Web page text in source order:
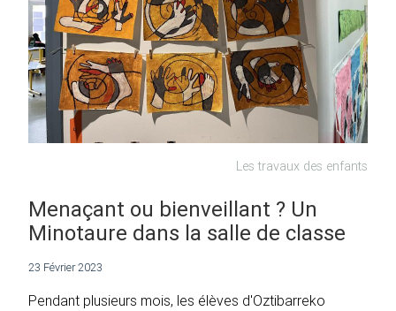
Les travaux des enfants
Menaçant ou bienveillant ? Un
Minotaure dans la salle de classe
23 Février 2023
Pendant plusieurs mois, les élèves d'Oztibarreko